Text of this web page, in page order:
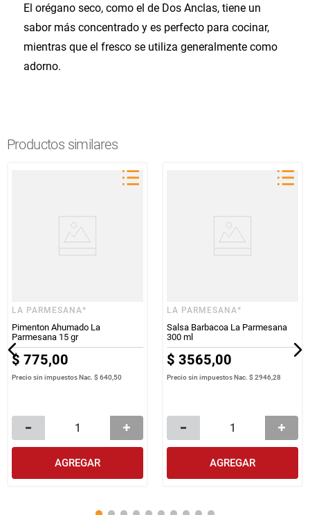
El orégano seco, como el de Dos Anclas, tiene un
sabor más concentrado y es perfecto para cocinar,
mientras que el fresco se utiliza generalmente como
adorno.
Productos similares
LA PARMESANA*
Pimenton Ahumado La
Parmesana 15 gr
$ 775,00
Precio sin impuestos Nac. $ 640,50
AGREGAR
LA PARMESANA*
Salsa Barbacoa La Parmesana
300 ml
$ 3565,00
Precio sin impuestos Nac. $ 2946,28
AGREGAR